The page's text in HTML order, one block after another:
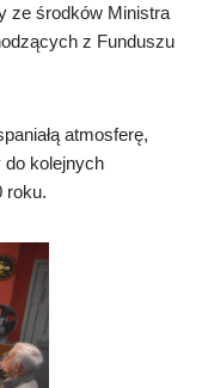
ze środków Ministra
z Funduszu
atmosferę,
do kolejnych
roku.